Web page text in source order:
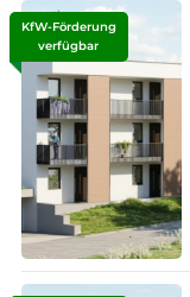
KfW-Förderung
verfügbar